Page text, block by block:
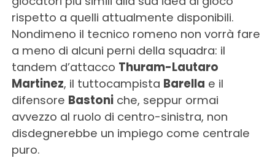
rispetto a quelli attualmente disponibili.
Nondimeno il tecnico romeno non vorrà fare
a meno di alcuni perni della squadra: il
tandem d’attacco Thuram-Lautaro
Martinez, il tuttocampista Barella e il
difensore Bastoniche, seppur ormai
avvezzo al ruolo di centro-sinistra, non
disdegnerebbe un impiego come centrale
puro.